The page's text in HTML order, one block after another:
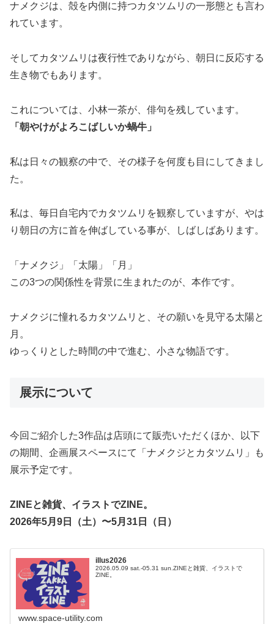
ナメクジは、殻を内側に持つカタツムリの一形態とも言わ
れています。
そしてカタツムリは夜行性でありながら、朝日に反応する
生き物でもあります。
これについては、小林一茶が、俳句を残しています。
「朝やけがよろこばしいか蝸牛」
私は日々の観察の中で、その様子を何度も目にしてきまし
た。
私は、毎日自宅内でカタツムリを観察していますが、やは
り朝日の方に首を伸ばしている事が、しばしばあります。
「ナメクジ」「太陽」「月」
この3つの関係性を背景に生まれたのが、本作です。
ナメクジに憧れるカタツムリと、その願いを見守る太陽と
月。
ゆっくりとした時間の中で進む、小さな物語です。
展示について
今回ご紹介した3作品は店頭にて販売いただくほか、以下
の期間、企画展スペースにて「ナメクジとカタツムリ」も
展示予定です。
ZINEと雑貨、イラストでZINE。
2026年5月9日（土）〜5月31日（日）
illus2026
2026.05.09 sat.-05.31 sun.ZINEと雑貨、イラストで
ZINE。
www.space-utility.com